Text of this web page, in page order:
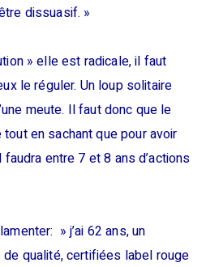
dissuasif. »
» elle est radicale, il faut
le réguler. Un loup solitaire
meute. Il faut donc que le
en sachant que pour avoir
entre 7 et 8 ans d’actions
» j’ai 62 ans, un
qualité, certifiées label rouge